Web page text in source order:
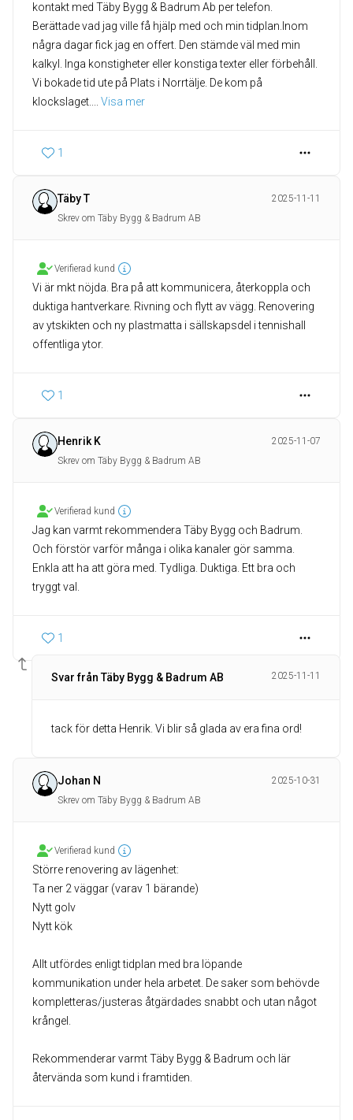
kontakt med Täby Bygg & Badrum Ab per telefon.
Berättade vad jag ville få hjälp med och min tidplan.Inom
några dagar fick jag en offert. Den stämde väl med min
kalkyl. Inga konstigheter eller konstiga texter eller förbehåll.
Vi bokade tid ute på Plats i Norrtälje. De kom på
klockslaget.
Visa mer
1
Täby T
2025-11-11
Skrev om Täby Bygg & Badrum AB
Verifierad kund
Vi är mkt nöjda. Bra på att kommunicera, återkoppla och
duktiga hantverkare. Rivning och flytt av vägg. Renovering
av ytskikten och ny plastmatta i sällskapsdel i tennishall
offentliga ytor.
1
Henrik K
2025-11-07
Skrev om Täby Bygg & Badrum AB
Verifierad kund
Jag kan varmt rekommendera Täby Bygg och Badrum.
Och förstör varför många i olika kanaler gör samma.
Enkla att ha att göra med. Tydliga. Duktiga. Ett bra och
tryggt val.
1
Svar från Täby Bygg & Badrum AB 2025-11-11
tack för detta Henrik. Vi blir så glada av era fina ord!
Johan N
2025-10-31
Skrev om Täby Bygg & Badrum AB
Verifierad kund
Större renovering av lägenhet:
Ta ner 2 väggar (varav 1 bärande)
Nytt golv
Nytt kök
Allt utfördes enligt tidplan med bra löpande
kommunikation under hela arbetet. De saker som behövde
kompletteras/justeras åtgärdades snabbt och utan något
krångel.
Rekommenderar varmt Täby Bygg & Badrum och lär
återvända som kund i framtiden.